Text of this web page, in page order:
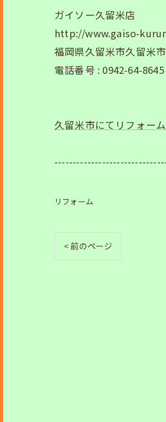
ガイソー久留米店
http://www.gaiso-
福岡県久留米市久留米
電話番号 : 0942-64-8645
久留米市にてリフォー
リフォーム
< 前のページ